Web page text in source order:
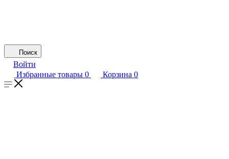
Поиск
Войти
Избранные товары 0 Корзина 0